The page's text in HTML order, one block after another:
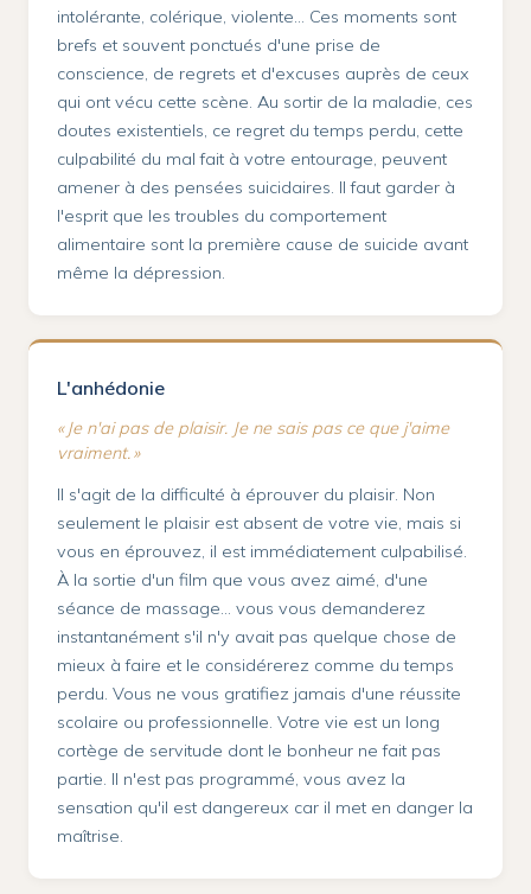
intolérante, colérique, violente… Ces moments sont
brefs et souvent ponctués d'une prise de
conscience, de regrets et d'excuses auprès de ceux
qui ont vécu cette scène. Au sortir de la maladie, ces
doutes existentiels, ce regret du temps perdu, cette
culpabilité du mal fait à votre entourage, peuvent
amener à des pensées suicidaires. Il faut garder à
l'esprit que les troubles du comportement
alimentaire sont la première cause de suicide avant
même la dépression.
L'anhédonie
« Je n'ai pas de plaisir. Je ne sais pas ce que j'aime
vraiment. »
Il s'agit de la difficulté à éprouver du plaisir. Non
seulement le plaisir est absent de votre vie, mais si
vous en éprouvez, il est immédiatement culpabilisé.
À la sortie d'un film que vous avez aimé, d'une
séance de massage… vous vous demanderez
instantanément s'il n'y avait pas quelque chose de
mieux à faire et le considérerez comme du temps
perdu. Vous ne vous gratifiez jamais d'une réussite
scolaire ou professionnelle. Votre vie est un long
cortège de servitude dont le bonheur ne fait pas
partie. Il n'est pas programmé, vous avez la
sensation qu'il est dangereux car il met en danger la
maîtrise.